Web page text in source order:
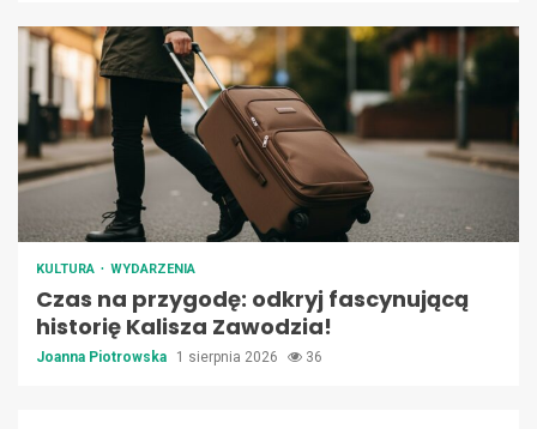
KULTURA WYDARZENIA
Czas na przygodę: odkryj fascynującą
historię Kalisza Zawodzia!
Joanna Piotrowska 1 sierpnia 2026 36